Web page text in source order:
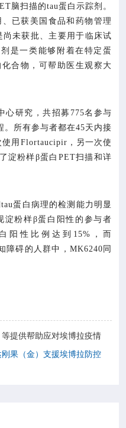


脑扫描的tau蛋白示踪剂。
已获美国食品和药物管理
未获批、主要用于临床试
是一类能够附着在特定蛋
合物，可帮助医生观察大
心研究，共招募775名参与
。所有参与者都在45天内接
用Flortaucipir，另一次使
淀粉样β蛋白PET扫描和详
蛋白病理的检测能力明显
淀粉样β蛋白阳性的参与者
阳性比例达到15%，而
障碍的人群中，MK6240同
提供帮助应对埃博拉疫情
果（金）支援埃博拉防控